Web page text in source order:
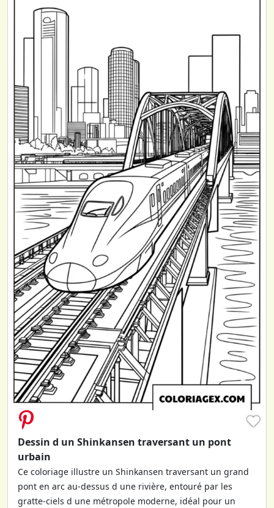
♥
Dessin d un Shinkansen traversant un pont
urbain
Ce coloriage illustre un Shinkansen traversant un grand
pont en arc au-dessus d une rivière, entouré par les
gratte-ciels d une métropole moderne, idéal pour un